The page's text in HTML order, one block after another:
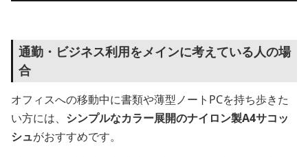
通勤・ビジネス利用をメインに考えている人の場
合
オフィスへの移動中に書類や薄型ノートPCを持ち歩きた
い方には、 シンプルなカラー展開のナイロン製A4サコッ
シュがおすすめです。